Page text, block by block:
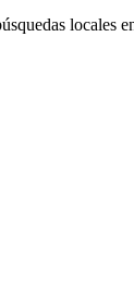
locales